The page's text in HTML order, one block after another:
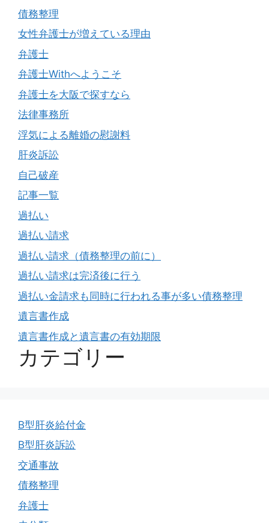
債務整理
女性弁護士が増えている理由
弁護士
弁護士Withへようこそ
弁護士を大阪で探すなら
法律事務所
浮気による離婚の慰謝料
肝炎訴訟
自己破産
記事一覧
過払い
過払い請求
過払い請求（債務整理の前に）
過払い請求は完済後に行う
過払い金請求も同時に行われる事が多い債務整理
遺言書作成
遺言書作成と遺言書の有効期限
カテゴリー
B型肝炎給付金
B型肝炎訴訟
交通事故
債務整理
弁護士